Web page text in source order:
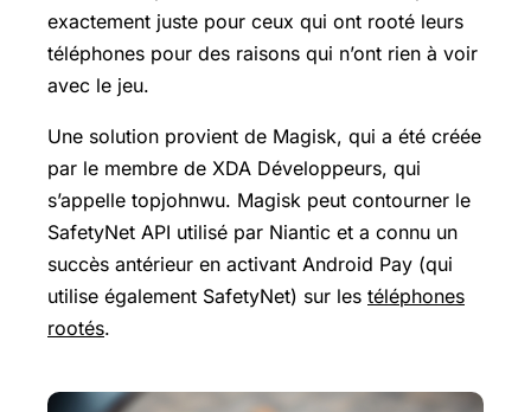
exactement juste pour ceux qui ont rooté leurs
téléphones pour des raisons qui n’ont rien à voir
avec le jeu.
Une solution provient de Magisk, qui a été créée
par le membre de XDA Développeurs, qui
s’appelle topjohnwu. Magisk peut contourner le
SafetyNet API utilisé par Niantic et a connu un
succès antérieur en activant Android Pay (qui
utilise également SafetyNet) sur les téléphones
rootés.